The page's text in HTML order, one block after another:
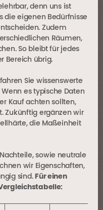
denn uns ist
die eigenen Bedürfnisse
Zudem
Räumen,
So bleibt für jedes
Bereich übrig.
Sie wissenswerte
es typische Daten
Kauf achten sollten,
Zukünftig ergänzen wir
die Maßeinheit
sowie neutrale
wir Eigenschaften,
sind. Für einen